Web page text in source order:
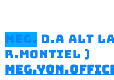
Meg. D.A ALT
R.Montiel )